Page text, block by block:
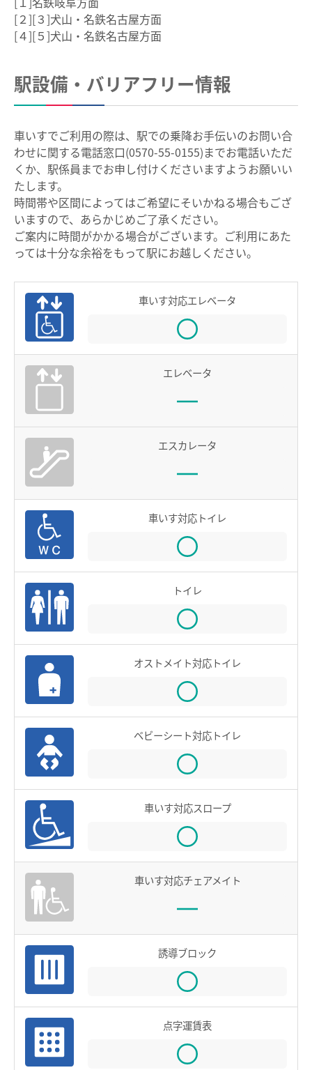
manacaとは？
manacaの特長
manacaを買う
manaca定期券を購入する
manacaにチャージする
manaca取扱窓口
鉄道・バスで使う
鉄道で使う
鉄道での使い方
きっぷを購入する
特殊な改札口のご利用方法
バスで使う
バスでの使い方
鉄道・バス共通情報
おトクな乗継割引
manacaの安心機能
全国相互利用サービス
ご利用の注意点
お買い物で使う
ポイントサービス
こんなとき、どうするの？
紛失したとき
使えなくなったとき
券面文字が見えにくくなったとき
不要になったとき
利用履歴を確認したいとき
manacaのQ＆A
用語の説明
約款／manacaご利用ガイド
個人情報保護について
お買物＆フード
法人・店舗のお客様
[２][３]犬山・名鉄名古屋方面
[４][５]犬山・名鉄名古屋方面
駅設備・バリアフリー情報
車いすでご利用の際は、駅での乗降お手伝いのお問い合
わせに関する電話窓口(0570-55-0155)までお電話いただ
くか、駅係員までお申し付けくださいますようお願いい
たします。
時間帯や区間によってはご希望にそいかねる場合もござ
いますので、あらかじめご了承ください。
ご案内に時間がかかる場合がございます。ご利用にあた
っては十分な余裕をもって駅にお越しください。
車いす対応エレベータ
エレベータ
エスカレータ
車いす対応トイレ
トイレ
オストメイト対応トイレ
ベビーシート対応トイレ
車いす対応スロープ
車いす対応チェアメイト
誘導ブロック
点字運賃表